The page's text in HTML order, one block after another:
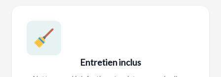
Entretien inclus